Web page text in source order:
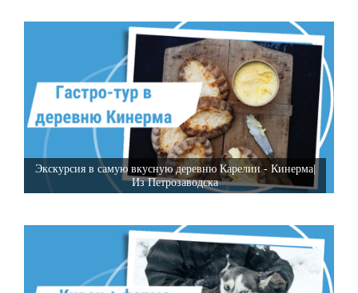
Экскурсия в самую вкусную деревню Карелии - Кинерма|
Из Петрозаводска